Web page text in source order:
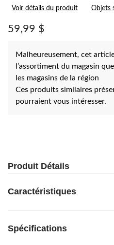
Voir détails du produit Objets
59,99 $
Malheureusement, cet
l’assortiment du magasin
les magasins de la région
Ces produits similaires
pourraient vous intéresser.
Produit Détails
Caractéristiques
Spécifications